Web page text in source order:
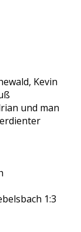
Kevin
und man
1:3